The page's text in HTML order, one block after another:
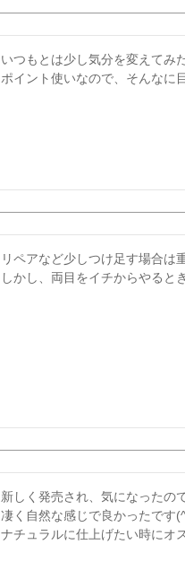
いつもとは少し気分を変えてみ
ポイント使いなので、そんなに
リペアなど少しつけ足す場合は
しかし、両目をイチからやると
新しく発売され、気になったの
凄く自然な感じで良かったです
ナチュラルに仕上げたい時にオ